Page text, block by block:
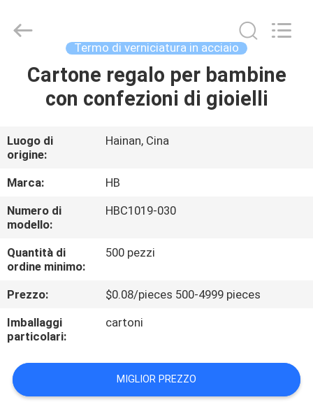
CASA.
SU
DI
NOI
VISITA
FABBRICA
CONTROLLO
DELLA
QUALITÀ
Developed
Termo di verniciatura in acciaio
Cartone regalo per bambine
con confezioni di gioielli
Luogo di
origine:
Hainan, Cina
Marca:
HB
Numero di
modello:
HBC1019-030
Quantità di
ordine minimo:
500 pezzi
Prezzo:
$0.08/pieces 500-4999 pieces
Imballaggi
particolari:
cartoni
MIGLIOR PREZZO